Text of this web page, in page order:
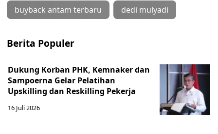
buyback antam terbaru dedi mulyadi
Berita Populer
Dukung Korban PHK, Kemnaker dan
Sampoerna Gelar Pelatihan
Upskilling dan Reskilling Pekerja
16 Juli 2026